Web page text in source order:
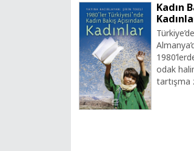
Kadın
odak
tartışma